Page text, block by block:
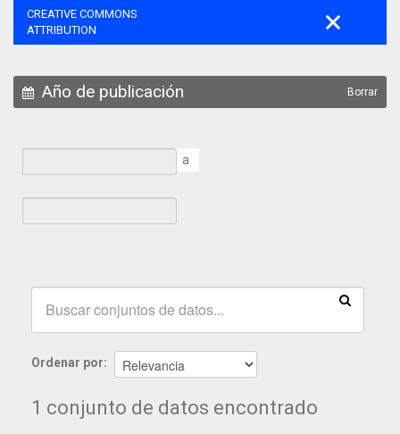
CREATIVE COMMONS
ATTRIBUTION
Año de publicación Borrar
a
Ordenar por
1 conjunto de datos encontrado